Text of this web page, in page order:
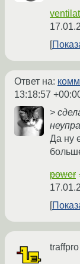
Ответ на:
13:18:57
>
Да ну
power
traffpro